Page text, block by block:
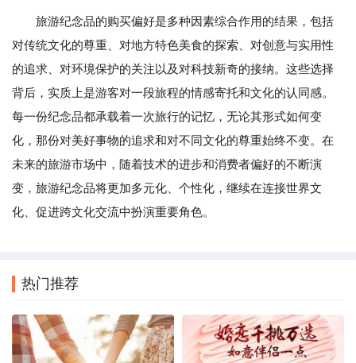
旅游纪念品的购买偏好是多种因素综合作用的结果，包括
对传统文化的尊重、对地方特色美食的探索、对创意与实用性
的追求、对环境保护的关注以及对科技新奇的接纳。这些选择
背后，实质上是游客对一段旅程的情感寄托和文化的认同感。
每一份纪念品都承载着一次旅行的记忆，无论其形式如何变
化，那份对美好事物的追求和对不同文化的尊重始终不变。在
未来的旅游市场中，随着技术的进步和消费者偏好的不断演
变，旅游纪念品将更加多元化、个性化，继续在连接世界文
化、促进跨文化交流中扮演重要角色。
热门推荐